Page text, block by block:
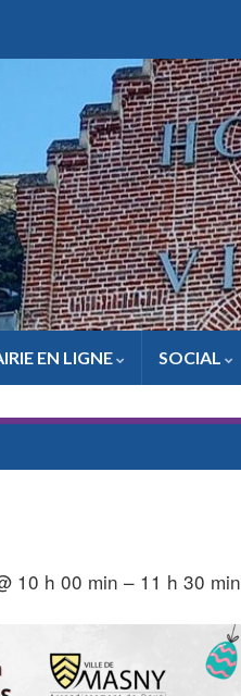
EN LIGNE SOCIAL
10 h 00 min – 11 h 30 min